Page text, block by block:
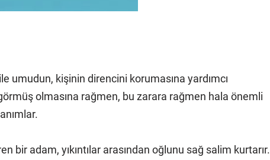
umudun, kişinin direncini korumasına yardımcı
olmasına rağmen, bu zarara rağmen hala önemli
bir adam, yıkıntılar arasından oğlunu sağ salim kurtarır.